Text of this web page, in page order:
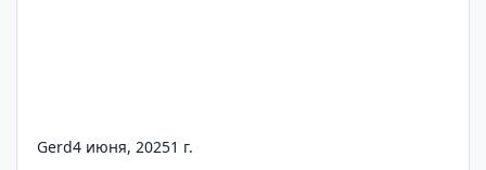
Gerd4 июня, 20251 г.